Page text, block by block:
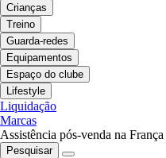
Crianças
Treino
Guarda-redes
Equipamentos
Espaço do clube
Lifestyle
Liquidação
Marcas
Assistência pós-venda na França
Pesquisar